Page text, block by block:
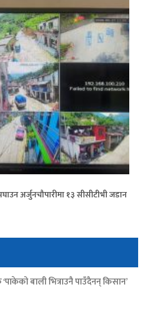
अर्जुनचौपारीमा १३ सीसीटीभी जडान
बाली भित्राउनै पाउँदैनन् किसान’